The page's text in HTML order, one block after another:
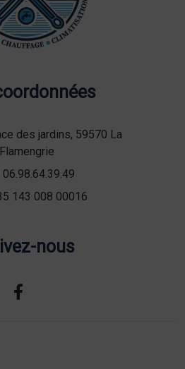
des jardins, 59570 La
Flamengrie
06.98.64.39.49
143 008 00016
nous